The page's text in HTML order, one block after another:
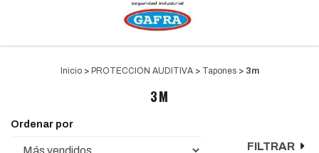
Inicio > PROTECCION AUDITIVA > Tapones > 3m
3M
Ordenar por
FILTRAR